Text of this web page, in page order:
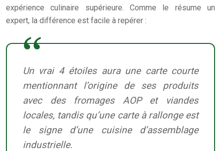
expérience culinaire supérieure. Comme le résume un
expert, la différence est facile à repérer :
Un vrai 4 étoiles aura une carte courte
mentionnant l’origine de ses produits
avec des fromages AOP et viandes
locales, tandis qu’une carte à rallonge est
le signe d’une cuisine d’assemblage
industrielle.